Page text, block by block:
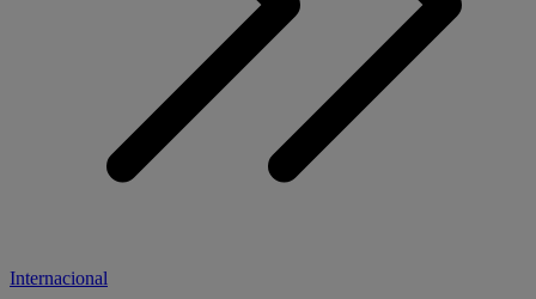
Internacional